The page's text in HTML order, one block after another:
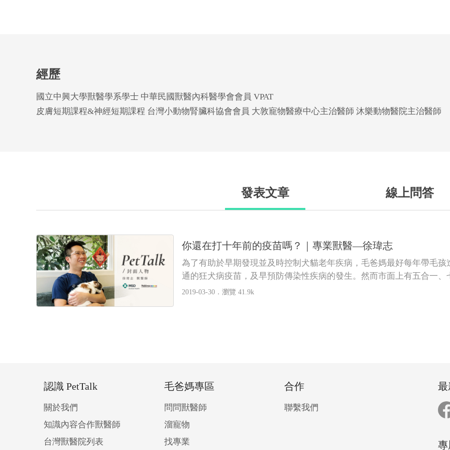
經歷
國立中興大學獸醫學系學士 中華民國獸醫內科醫學會會員 VPAT
皮膚短期課程&神經短期課程 台灣小動物腎臟科協會會員 大敦寵物醫療中心主治醫師 沐樂動物醫院主治醫師
發表文章 線上問答
你還在打十年前的疫苗嗎？｜專業獸醫—徐瑋志
為了有助於早期發現並及時控制犬貓老年疾病，毛爸媽最好每年帶毛
通的狂犬病疫苗，及早預防傳染性疾病的發生。然而市面上有五合一
疫苗施打上應該注意哪些事呢？
2019-03-30． 瀏覽 41.9k
認識 PetTalk
關於我們
知識內容合作獸醫師
台灣獸醫院列表
毛爸媽專區
問問獸醫師
溜寵物
找專業
合作
聯繫我們